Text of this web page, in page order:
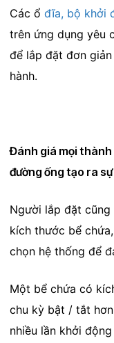
Các ổ đĩa, bộ khởi
trên ứng dụng yêu
để lắp đặt đơn
hành.
Đánh giá mọi thành
đường ống tạo ra
Người lắp đặt cũng
kích thước bể
chọn hệ thống để
Một bể chứa có
chu kỳ bật / tắt
nhiều lần khởi